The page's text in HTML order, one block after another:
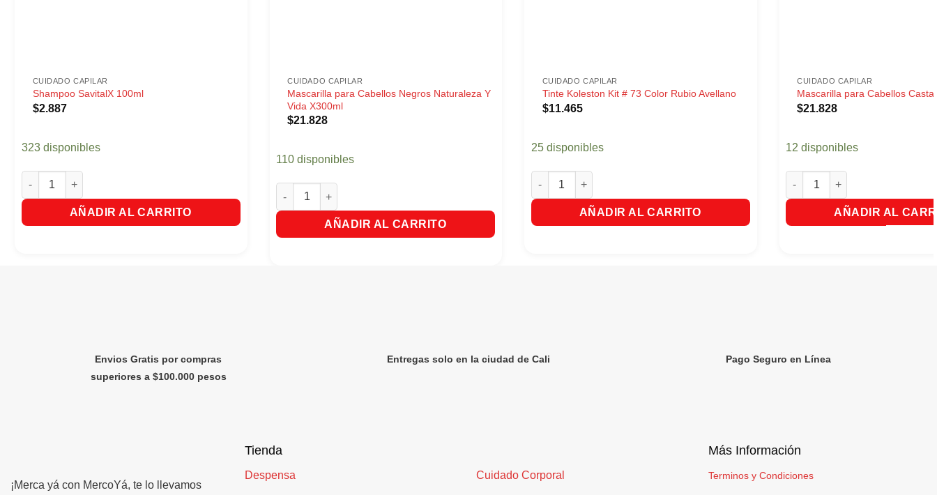
CUIDADO CAPILAR
Shampoo SavitalX 100ml
$2.887
323 disponibles
Shampoo SavitalX 100ml cantidad
AÑADIR AL CARRITO
CUIDADO CAPILAR
Mascarilla para Cabellos Negros Naturaleza Y
Vida X300ml
$21.828
110 disponibles
Mascarilla para Cabellos Negros Naturaleza Y Vida X300ml cantidad
AÑADIR AL CARRITO
CUIDADO CAPILAR
Tinte Koleston Kit # 73 Color Rubio Avellano
$11.465
25 disponibles
Tinte Koleston Kit # 73 Color Rubio Avellano cantidad
AÑADIR AL CARRITO
CUIDADO CAPILAR
Mascarilla para Cabellos
$21.828
12 disponibles
Mascarilla para Cabellos
AÑADIR AL
Envios Gratis por compras
superiores a $100.000 pesos
Entregas solo en la ciudad de Cali Pago Seguro en Línea
¡Merca yá con MercoYá, te lo llevamos
Tienda
Despensa Cuidado Corporal
Más Información
Terminos y Condiciones